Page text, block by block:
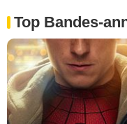
Top Bandes-